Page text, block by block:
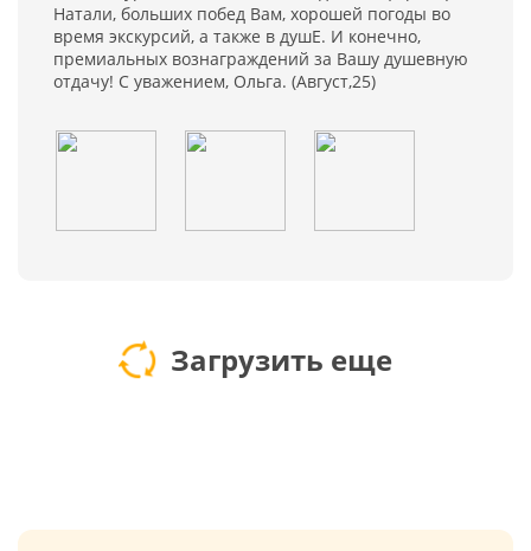
Натали, больших побед Вам, хорошей погоды во
время экскурсий, а также в душЕ. И конечно,
премиальных вознаграждений за Вашу душевную
отдачу! С уважением, Ольга. (Август,25)
Загрузить еще